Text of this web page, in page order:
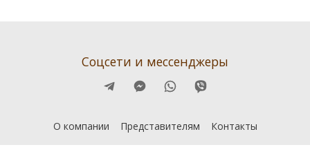
Соцсети и мессенджеры
О компании Представителям Контакты